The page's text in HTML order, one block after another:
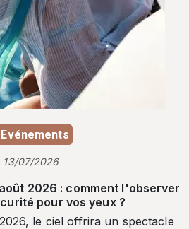
13/07/2026
2026 : comment l'observer
pour vos yeux ?
le ciel offrira un spectacle